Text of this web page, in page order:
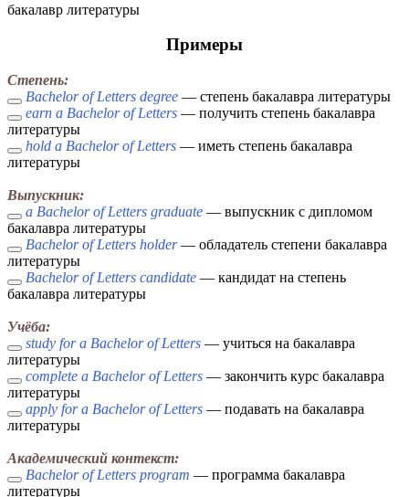
бакалавр литературы
Примеры
Степень:
Bachelor of Letters degree — степень бакалавра литературы
earn a Bachelor of Letters — получить степень бакалавра
литературы
hold a Bachelor of Letters — иметь степень бакалавра
литературы
Выпускник:
a Bachelor of Letters graduate — выпускник с дипломом
бакалавра литературы
Bachelor of Letters holder— обладатель степени бакалавра
литературы
Bachelor of Letters candidate — кандидат на степень
бакалавра литературы
Учёба:
study for a Bachelor of Letters — учиться на бакалавра
литературы
complete a Bachelor of Letters — закончить курс бакалавра
литературы
apply for a Bachelor of Letters — подавать на бакалавра
литературы
Академический контекст:
Bachelor of Letters program — программа бакалавра
литературы